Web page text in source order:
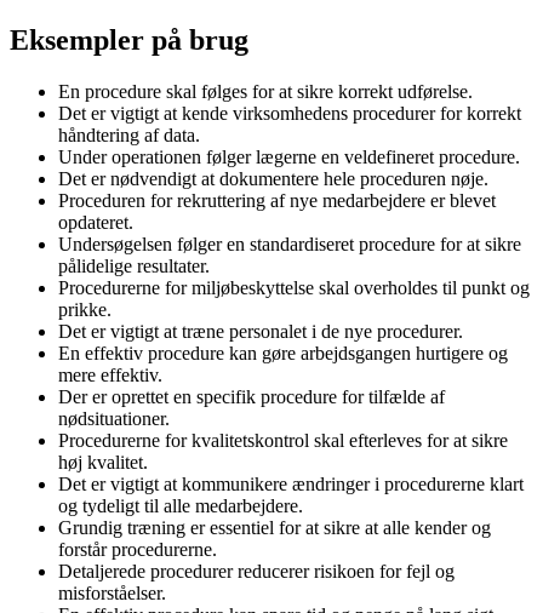
Eksempler på brug
En procedure skal følges for at sikre korrekt udførelse.
Det er vigtigt at kende virksomhedens procedurer for korrekt
håndtering af data.
Under operationen følger lægerne en veldefineret procedure.
Det er nødvendigt at dokumentere hele proceduren nøje.
Proceduren for rekruttering af nye medarbejdere er blevet
opdateret.
Undersøgelsen følger en standardiseret procedure for at sikre
pålidelige resultater.
Procedurerne for miljøbeskyttelse skal overholdes til punkt og
prikke.
Det er vigtigt at træne personalet i de nye procedurer.
En effektiv procedure kan gøre arbejdsgangen hurtigere og
mere effektiv.
Der er oprettet en specifik procedure for tilfælde af
nødsituationer.
Procedurerne for kvalitetskontrol skal efterleves for at sikre
høj kvalitet.
Det er vigtigt at kommunikere ændringer i procedurerne klart
og tydeligt til alle medarbejdere.
Grundig træning er essentiel for at sikre at alle kender og
forstår procedurerne.
Detaljerede procedurer reducerer risikoen for fejl og
misforståelser.